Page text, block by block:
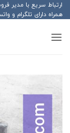
Skip
to
content
همراه دارای تلگرام و